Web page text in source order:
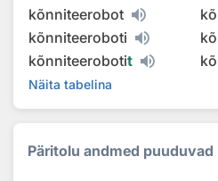
kõnniteerobot
kõnniteeroboti
kõnniteerobotit
Näita tabelina
Päritolu andmed puuduvad